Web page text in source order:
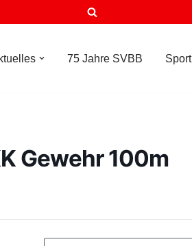
75 Jahre SVBB Sport
Gewehr 100m